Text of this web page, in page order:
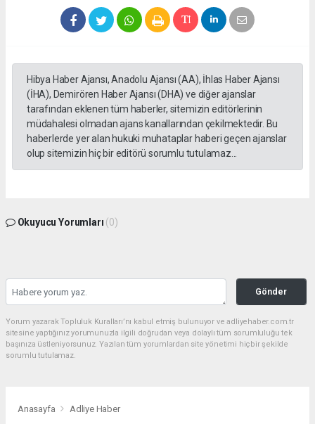
Hibya Haber Ajansı, Anadolu Ajansı (AA), İhlas Haber Ajansı
(İHA), Demirören Haber Ajansı (DHA) ve diğer ajanslar
tarafından eklenen tüm haberler, sitemizin editörlerinin
müdahalesi olmadan ajans kanallarından çekilmektedir. Bu
haberlerde yer alan hukuki muhataplar haberi geçen ajanslar
olup sitemizin hiç bir editörü sorumlu tutulamaz...
Okuyucu Yorumları (0)
Gönder
Yorum yazarak Topluluk Kuralları’nı kabul etmiş bulunuyor ve adliyehaber.com.tr
sitesine yaptığınız yorumunuzla ilgili doğrudan veya dolaylı tüm sorumluluğu tek
başınıza üstleniyorsunuz. Yazılan tüm yorumlardan site yönetimi hiçbir şekilde
sorumlu tutulamaz.
Anasayfa Adliye Haber